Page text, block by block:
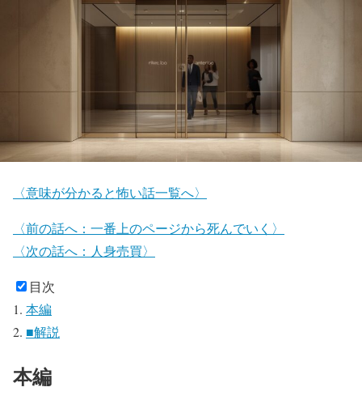
〈意味が分かると怖い話一覧へ〉
〈前の話へ：一番上のページから死んでいく〉
〈次の話へ：人身売買〉
目次
本編
■解説
本編